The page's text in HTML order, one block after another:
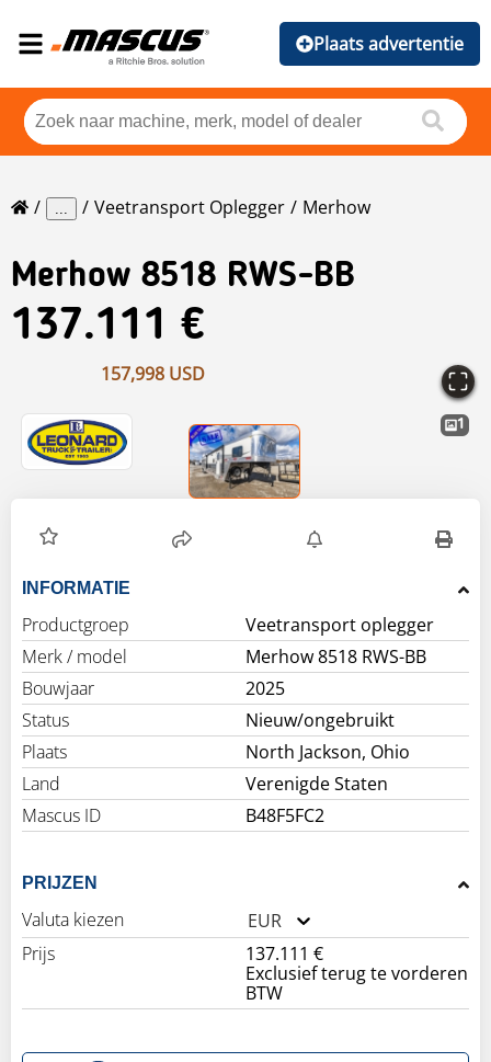
Plaats advertentie
... Veetransport Oplegger Merhow
Merhow 8518 RWS-BB
137.111 €
157,998 USD
1
INFORMATIE
Productgroep
Veetransport oplegger
Merk / model
Merhow 8518 RWS-BB
Bouwjaar
2025
Status
Nieuw/ongebruikt
Plaats
North Jackson, Ohio
Land
Verenigde Staten
Mascus ID
B48F5FC2
PRIJZEN
Valuta kiezen
EUR
Prijs
137.111 €
Exclusief terug te vorderen
BTW